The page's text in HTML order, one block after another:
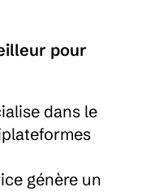
pour
dans le
génère un